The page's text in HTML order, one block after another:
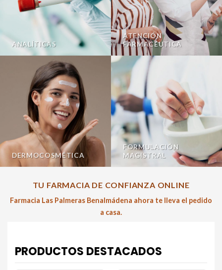
ANALÍTICAS
ATENCIÓN
FARMACÉUTICA
DERMOCOSMÉTICA
FORMULACIÓN
MAGISTRAL
TU FARMACIA DE CONFIANZA ONLINE
Farmacia Las Palmeras Benalmádena ahora te lleva el pedido
a casa.